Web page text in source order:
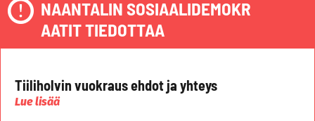
NAANTALIN SOSIAALIDEMOKR
AATIT TIEDOTTAA
Tiiliholvin vuokraus ehdot ja yhteys
Lue lisää